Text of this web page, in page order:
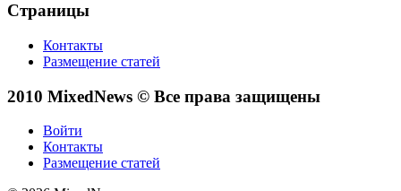
Страницы
Контакты
Размещение статей
2010 MixedNews © Все права защищены
Войти
Контакты
Размещение статей